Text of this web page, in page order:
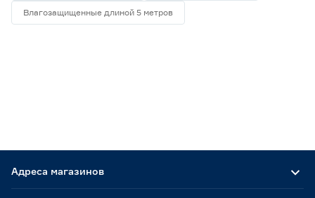
Влагозащищенные длиной 5 метров
Адреса магазинов